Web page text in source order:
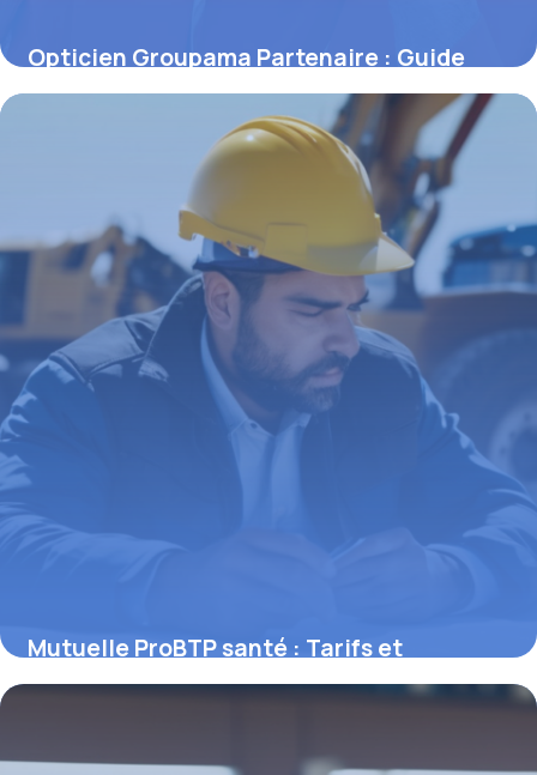
Opticien Groupama Partenaire : Guide
2026
Mutuelle ProBTP santé : Tarifs et
garanties